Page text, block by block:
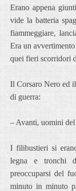
Erano appena
vide la batteria
fiammeggiare,
Era un
quei fieri scorridori
Il Corsaro Nero ed
di guerra:
– Avanti, uomini
I filibustieri si
legna e tronchi
preoccuparsi del
minuto in minuto